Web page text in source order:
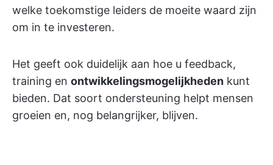
welke toekomstige leiders de moeite waard zijn
om in te investeren.
Het geeft ook duidelijk aan hoe u feedback,
training en ontwikkelingsmogelijkheden kunt
bieden. Dat soort ondersteuning helpt mensen
groeien en, nog belangrijker, blijven.